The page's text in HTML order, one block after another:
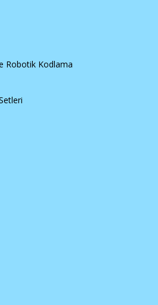
Robotik Kodlama